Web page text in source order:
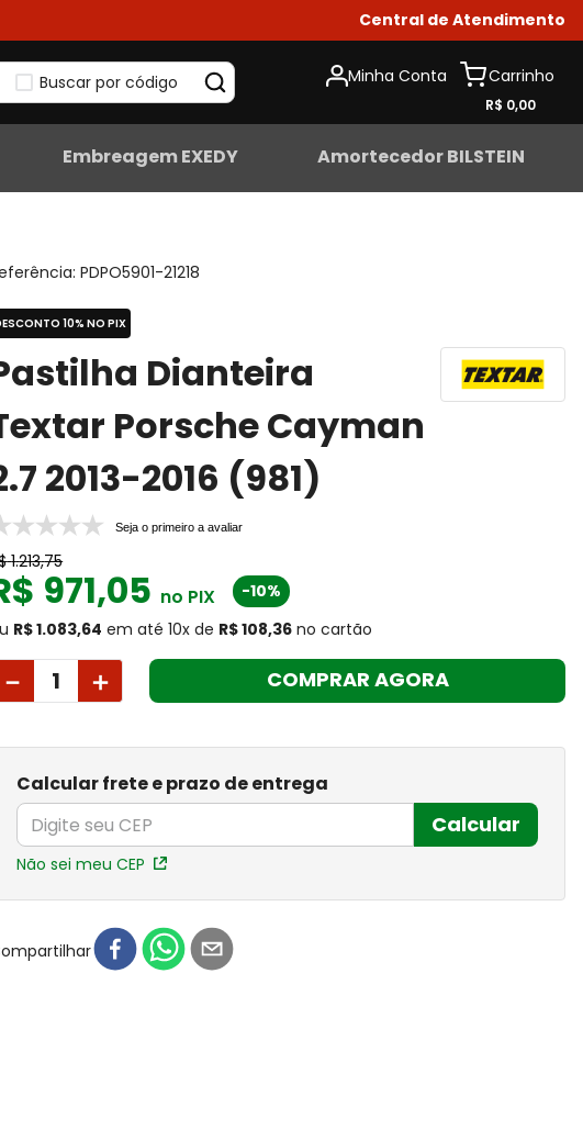
Central de Atendimento
Buscar por código Minha Conta
R$ 0,00
Embreagem EXEDY Amortecedor BILSTEIN
:PDPO5901-21218
10% NO PIX
Dianteira
Porsche Cayman
2013-2016 (981)
Seja o primeiro a avaliar
1.213,75
971,05 no PIX
-10%
R$ 1.083,64 em até 10x de R$ 108,36 no cartão
＋
－ COMPRAR AGORA
Calcular frete e prazo de entrega
Calcular
Não sei meu CEP